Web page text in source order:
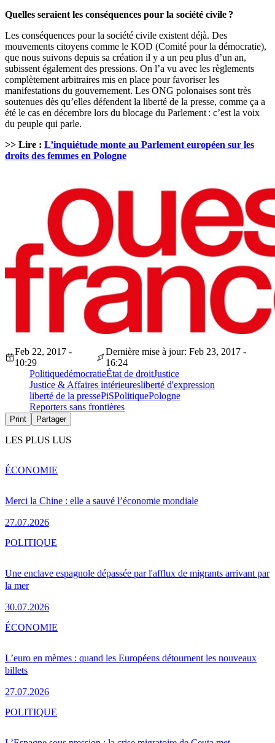
Quelles seraient les conséquences pour la société civile ?
Les conséquences pour la société civile existent déjà. Des
mouvements citoyens comme le KOD (Comité pour la démocratie),
que nous suivons depuis sa création il y a un peu plus d’un an,
subissent également des pressions. On l’a vu avec les règlements
complètement arbitraires mis en place pour favoriser les
manifestations du gouvernement. Les ONG polonaises sont très
soutenues dès qu’elles défendent la liberté de la presse, comme ça a
été le cas en décembre lors du blocage du Parlement : c’est la voix
du peuple qui parle.
>> Lire : L’inquiétude monte au Parlement européen sur les
droits des femmes en Pologne
Feb 22, 2017 -
10:29
Dernière mise à jour: Feb 23, 2017 -
16:24
PolitiquedémocratieÉtat de droitJustice
Justice & Affaires intérieuresliberté d'expression
liberté de la pressePiSPolitiquePologne
Reporters sans frontières
Print Partager
LES PLUS LUS
Merci la Chine : elle a sauvé l’économie mondiale
27.07.2026
ÉCONOMIE
Une enclave espagnole dépassée par l'afflux de migrants arrivant par
la mer
30.07.2026
POLITIQUE
L’euro en mèmes : quand les Européens détournent les nouveaux
billets
27.07.2026
ÉCONOMIE
POLITIQUE